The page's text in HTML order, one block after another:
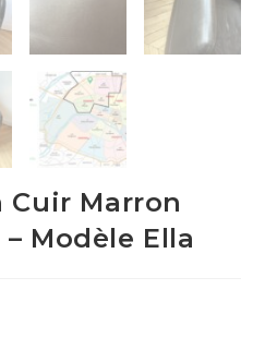
Cuir Marron
Modèle Ella